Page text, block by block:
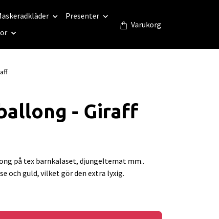
Presenter
Varukorg
- Giraff
på tex barnkalaset, djungeltemat mm..
och guld, vilket gör den extra lyxig.